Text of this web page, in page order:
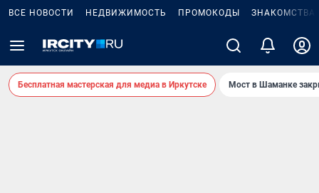
ВСЕ НОВОСТИ НЕДВИЖИМОСТЬ ПРОМОКОДЫ ЗНАКОМСТВА
Бесплатная мастерская для медиа в Иркутске Мост в Шаманке